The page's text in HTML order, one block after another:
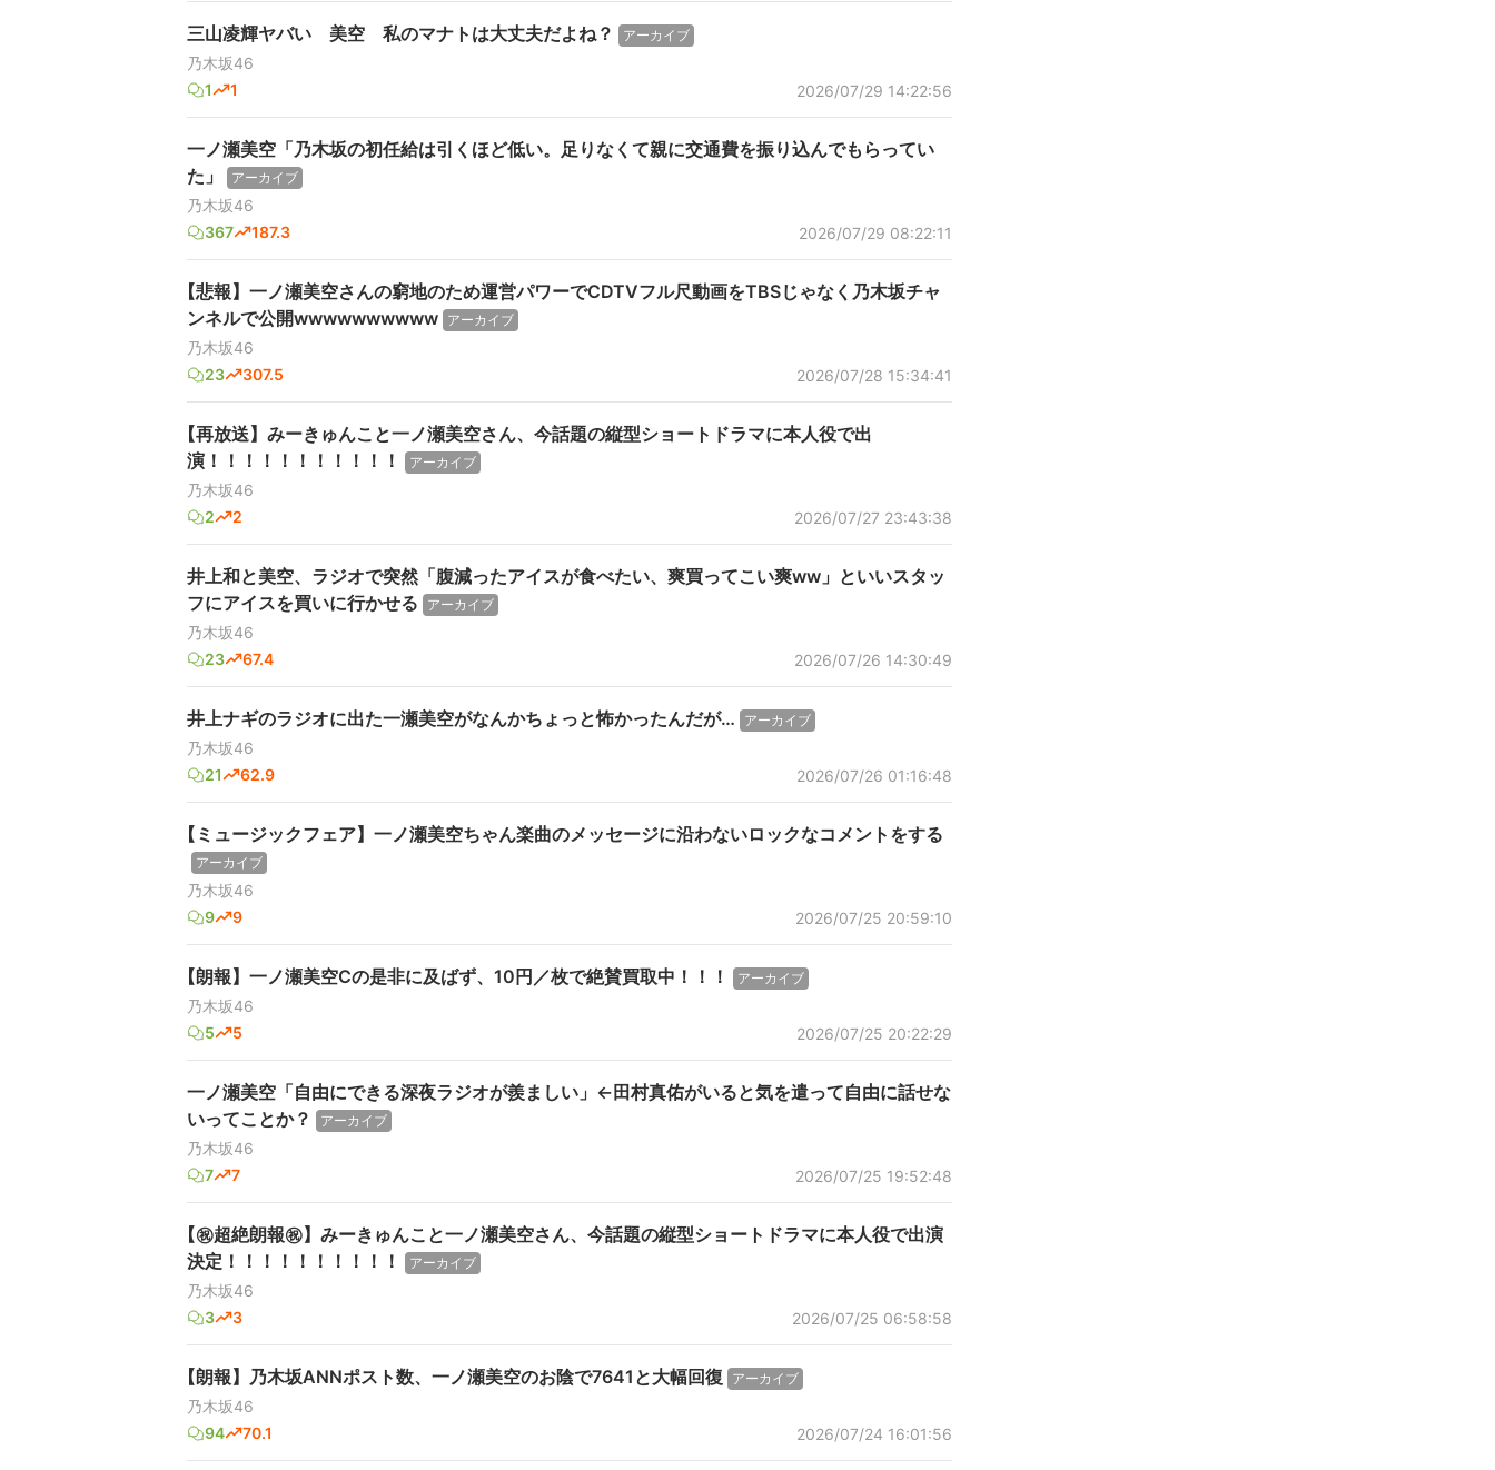
三山凌輝ヤバい 美空 私のマナトは大丈夫だよね？ アーカイブ
乃木坂46
1
1 2026/07/29 14:22:56
一ノ瀬美空「乃木坂の初任給は引くほど低い。足りなくて親に交通費を振り込んでもらってい
た」
アーカイブ
乃木坂46
367
187.3 2026/07/29 08:22:11
【悲報】一ノ瀬美空さんの窮地のため運営パワーでCDTVフル尺動画をTBSじゃなく乃木坂チャ
ンネルで公開wwwwwwwwww アーカイブ
乃木坂46
23
307.5 2026/07/28 15:34:41
【再放送】みーきゅんこと一ノ瀬美空さん、今話題の縦型ショートドラマに本人役で出
演！！！！！！！！！！！
アーカイブ
乃木坂46
2
2 2026/07/27 23:43:38
井上和と美空、ラジオで突然「腹減ったアイスが食べたい、爽買ってこい爽ww」といいスタッ
フにアイスを買いに行かせる
アーカイブ
乃木坂46
23
67.4 2026/07/26 14:30:49
井上ナギのラジオに出た一瀬美空がなんかちょっと怖かったんだが… アーカイブ
乃木坂46
21
62.9 2026/07/26 01:16:48
【ミュージックフェア】一ノ瀬美空ちゃん楽曲のメッセージに沿わないロックなコメントをする
アーカイブ
乃木坂46
9
9 2026/07/25 20:59:10
【朗報】一ノ瀬美空Cの是非に及ばず、10円／枚で絶賛買取中！！！ アーカイブ
乃木坂46
5
5 2026/07/25 20:22:29
一ノ瀬美空「自由にできる深夜ラジオが羨ましい」←田村真佑がいると気を遣って自由に話せな
いってことか？
アーカイブ
乃木坂46
7
7 2026/07/25 19:52:48
【㊗️超絶朗報㊗️】みーきゅんこと一ノ瀬美空さん、今話題の縦型ショートドラマに本人役で出演
決定！！！！！！！！！！
アーカイブ
乃木坂46
3
3 2026/07/25 06:58:58
【朗報】乃木坂ANNポスト数、一ノ瀬美空のお陰で7641と大幅回復 アーカイブ
乃木坂46
94
70.1 2026/07/24 16:01:56